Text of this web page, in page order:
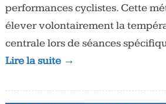
performances cyclistes. Cette
élever volontairement la
centrale lors de séances
Lire la suite →